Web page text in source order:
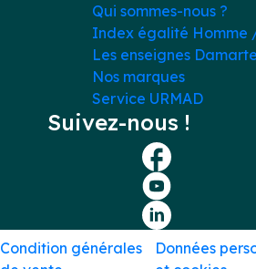
Qui sommes-nous ?
Index égalité Homme
Les enseignes
Nos marques
Service URMAD
Suivez-nous !
Condition générales
Données